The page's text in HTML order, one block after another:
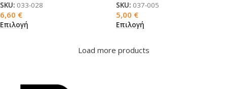
SKU: 033-028
6,60 €
Επιλογή
SKU: 037-005
5,00 €
Επιλογή
Load more products